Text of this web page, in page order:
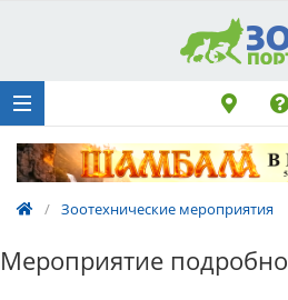
/ Зоотехнические мероприятия
Мероприятие подробно
метрики
Поездку
Обращение